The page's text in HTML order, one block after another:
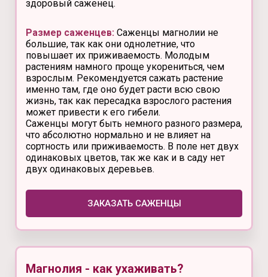
здоровый саженец.
Размер саженцев: Саженцы магнолии не
большие, так как они однолетние, что
повышает их приживаемость. Молодым
растениям намного проще укорениться, чем
взрослым. Рекомендуется сажать растение
именно там, где оно будет расти всю свою
жизнь, так как пересадка взрослого растения
может привести к его гибели.
Саженцы могут быть немного разного размера,
что абсолютно нормально и не влияет на
сортность или приживаемость. В поле нет двух
одинаковых цветов, так же как и в саду нет
двух одинаковых деревьев.
ЗАКАЗАТЬ САЖЕНЦЫ
Магнолия - как ухаживать?